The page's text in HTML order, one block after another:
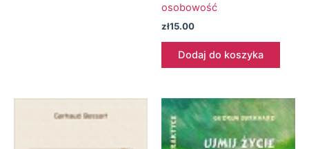
osobowość
zł15.00
Dodaj do koszyka